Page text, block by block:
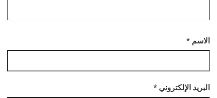
الاسم *
البريد الإلكتروني *